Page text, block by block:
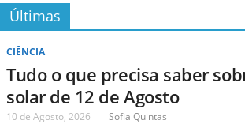
Últimas
CIÊNCIA
Tudo o que precisa saber
solar de 12 de Agosto
10 de Agosto, 2026 Sofia Quintas